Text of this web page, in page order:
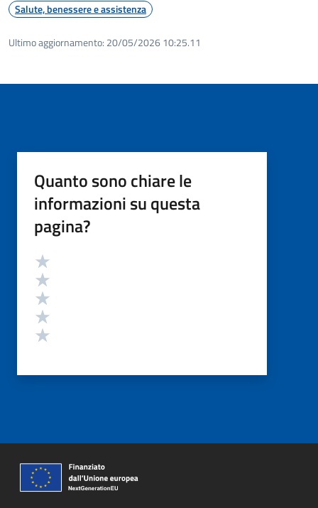
Salute, benessere e assistenza
Ultimo aggiornamento: 20/05/2026 10:25.11
Quanto sono chiare le
informazioni su questa
pagina?
Valutazione